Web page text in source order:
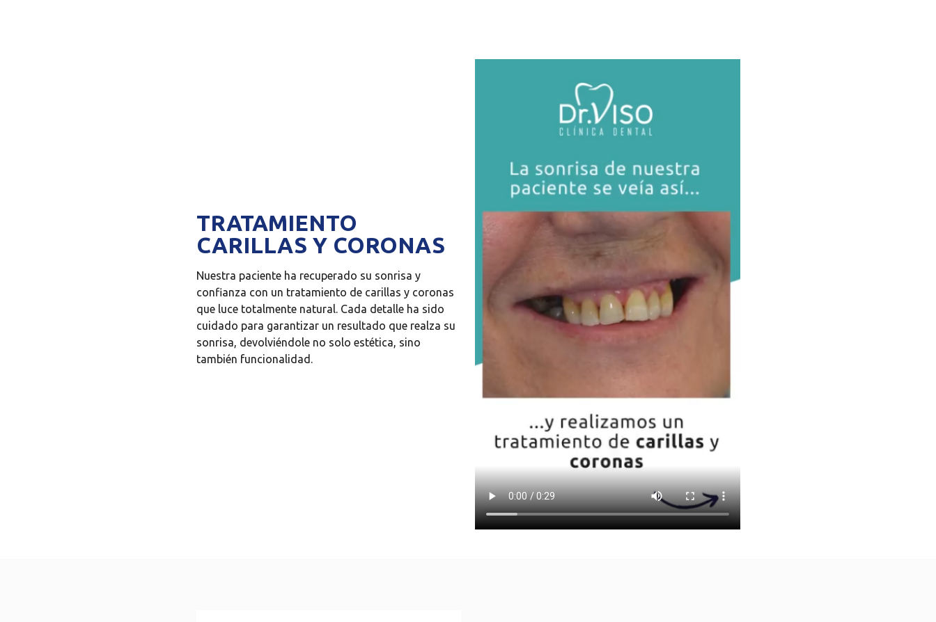
TRATAMIENTO
CARILLAS Y CORONAS
Nuestra paciente ha recuperado su sonrisa y
confianza con un tratamiento de carillas y coronas
que luce totalmente natural. Cada detalle ha sido
cuidado para garantizar un resultado que realza su
sonrisa, devolviéndole no solo estética, sino
también funcionalidad.